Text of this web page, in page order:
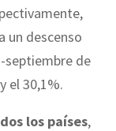
un descenso
septiembre de
el 30,1%.
los países,